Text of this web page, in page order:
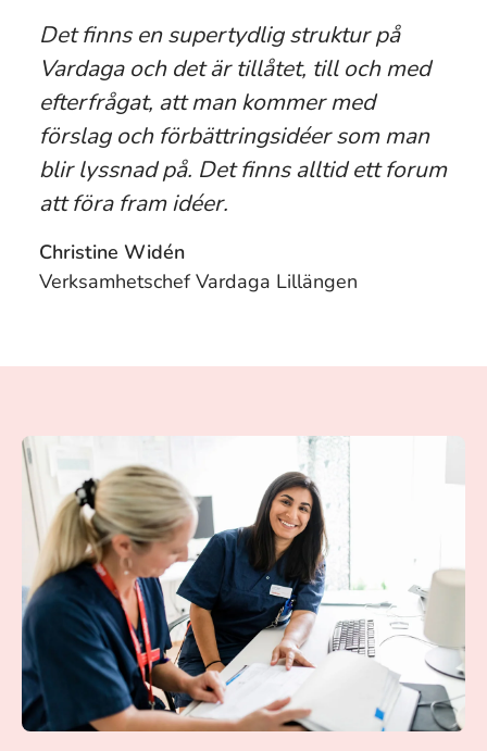
Det finns en supertydlig struktur på
Vardaga och det är tillåtet, till och med
efterfrågat, att man kommer med
förslag och förbättringsidéer som man
blir lyssnad på. Det finns alltid ett forum
att föra fram idéer.
Christine Widén
Verksamhetschef Vardaga Lillängen